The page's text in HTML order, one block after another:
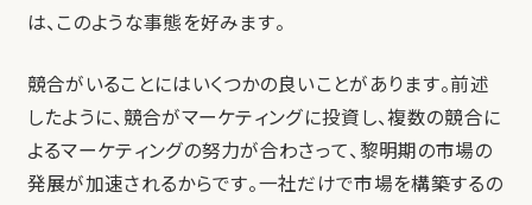
は、このような事態を好みます。
競合がいることにはいくつかの良いことがあります。前述
したように、競合がマーケティングに投資し、複数の競合に
よるマーケティングの努力が合わさって、黎明期の市場の
発展が加速されるからです。一社だけで市場を構築するの